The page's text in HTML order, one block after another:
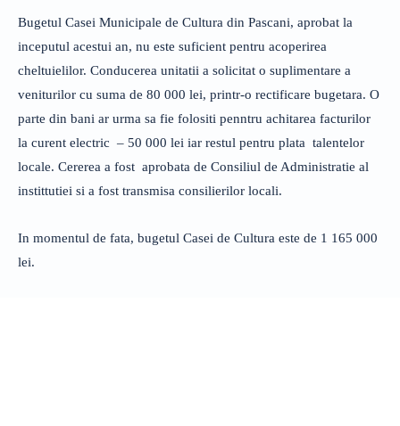
Bugetul Casei Municipale de Cultura din Pascani, aprobat la
inceputul acestui an, nu este suficient pentru acoperirea
cheltuielilor. Conducerea unitatii a solicitat o suplimentare a
veniturilor cu suma de 80 000 lei, printr-o rectificare bugetara. O
parte din bani ar urma sa fie folositi penntru achitarea facturilor
la curent electric – 50 000 lei iar restul pentru plata talentelor
locale. Cererea a fost aprobata de Consiliul de Administratie al
instittutiei si a fost transmisa consilierilor locali.
In momentul de fata, bugetul Casei de Cultura este de 1 165 000
lei.